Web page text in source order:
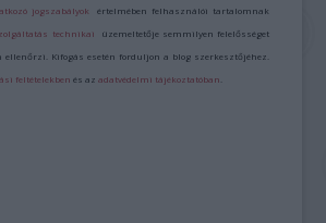
jogszabályok értelmében felhasználói tartalomnak
technikai üzemeltetője semmilyen felelősséget
Kifogás esetén forduljon a blog szerkesztőjéhez.
feltételekben és azadatvédelmi tájékoztatóban